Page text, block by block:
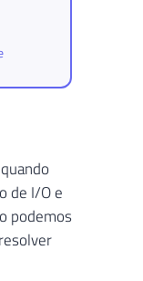
de I/O e
podemos